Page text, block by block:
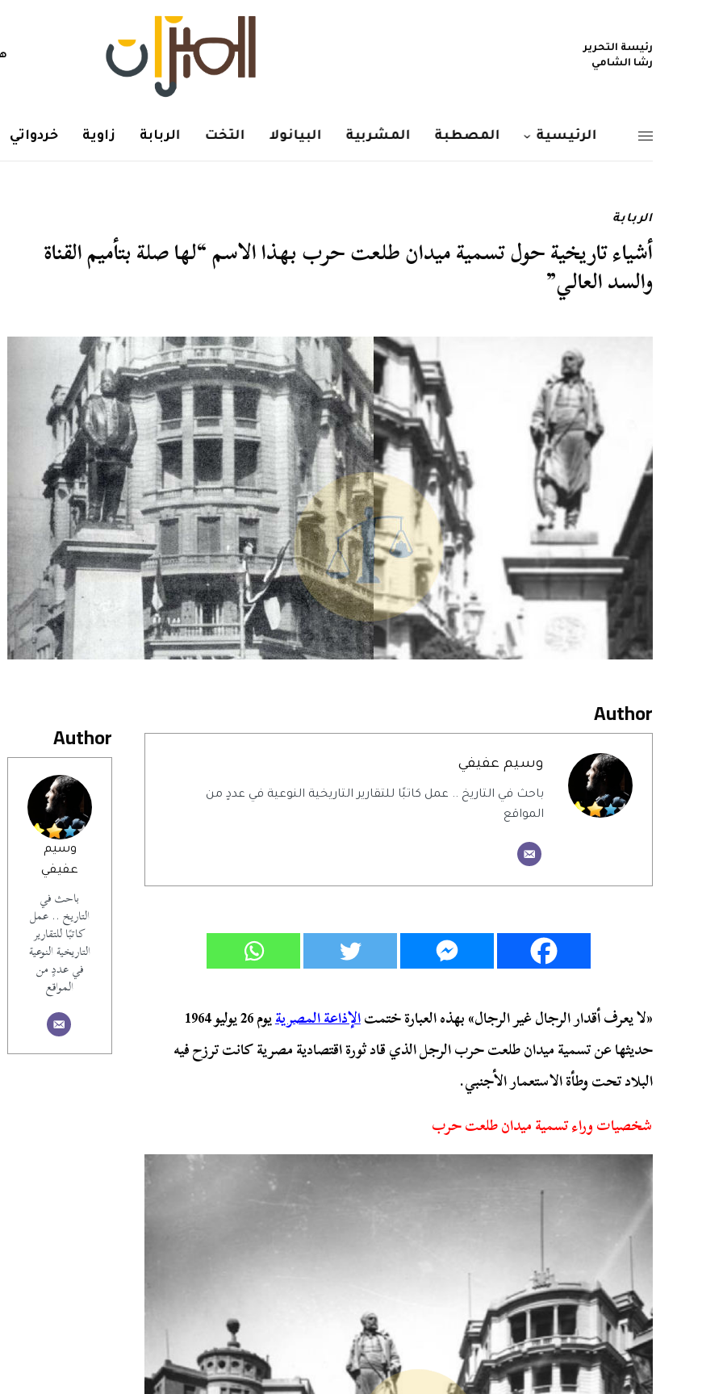
رئيسة التحرير
رشا الشامي
الرئيسية المصطبة المشربية البيانولا التخت الربابة زاوية خردواتي
الربابة
أشياء تاريخية حول تسمية ميدان طلعت حرب بهذا الاسم “لها صلة بتأميم القناة
والسد العالي”
Author
وسيم
عفيفي
باحث في
التاريخ .. عمل
كاتبًا للتقارير
التاريخية النوعية
في عددٍ من
المواقع
Author
وسيم عفيفي
باحث في التاريخ .. عمل كاتبًا للتقارير التاريخية النوعية في عددٍ من
المواقع
«لا يعرف أقدار الرجال غير الرجال» بهذه العبارة ختمتالإذاعة المصرية
يوم 26 يوليو 1964
حديثها عن تسمية ميدان طلعت حرب الرجل الذي قاد ثورة اقتصادية مصرية كانت ترزح فيه
البلاد تحت وطأة الاستعمار الأجنبي.
شخصيات وراء تسمية ميدان طلعت حرب